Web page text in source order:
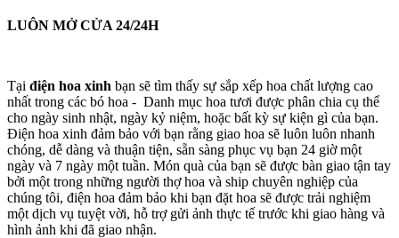
LUÔN MỞ CỬA 24/24H
Tại điện hoa xinh bạn sẽ tìm thấy sự sắp xếp hoa chất lượng cao
nhất trong các bó hoa - Danh mục hoa tươi được phân chia cụ thể
cho ngày sinh nhật, ngày kỷ niệm, hoặc bất kỳ sự kiện gì của bạn.
Điện hoa xinh đảm bảo với bạn rằng giao hoa sẽ luôn luôn nhanh
chóng, dễ dàng và thuận tiện, sẵn sàng phục vụ bạn 24 giờ một
ngày và 7 ngày một tuần. Món quà của bạn sẽ được bàn giao tận tay
bởi một trong những người thợ hoa và ship chuyên nghiệp của
chúng tôi, điện hoa đảm bảo khi bạn đặt hoa sẽ được trải nghiệm
một dịch vụ tuyệt vời, hỗ trợ gửi ảnh thực tế trước khi giao hàng và
hình ảnh khi đã giao nhận.